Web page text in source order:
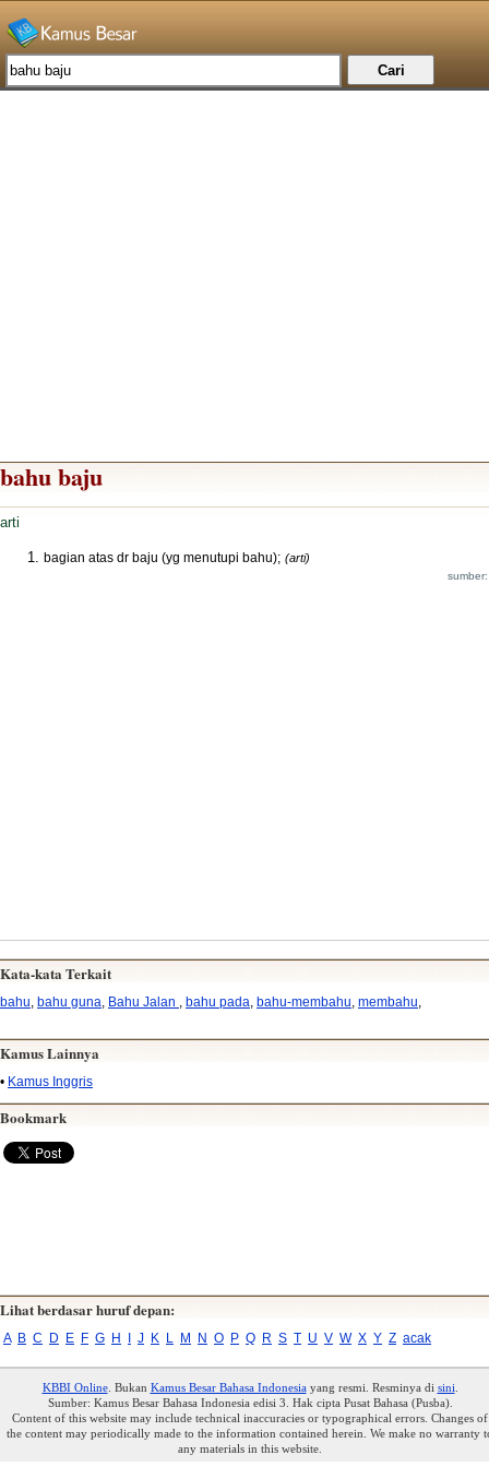
bahu baju
arti
bagian atas dr baju (yg menutupi bahu); (arti)
Kata-kata Terkait
bahu bahu guna Bahu Jalan bahu pada bahu-membahu membahu
Kamus Lainnya
• Kamus Inggris
Bookmark
Lihat berdasar huruf depan:
A B C D E F G H J K L M N O P Q R S T U V W X Y Z acak
KBBI Online. Bukan Kamus Besar Bahasa Indonesiayang resmi. Resminya di sini
Sumber: Kamus Besar Bahasa Indonesia edisi 3. Hak cipta Pusat Bahasa (Pusba).
Content of this website may include technical inaccuracies or typographical errors. Changes of
the content may periodically made to the information contained herein. We make no warranty
any materials in this website.